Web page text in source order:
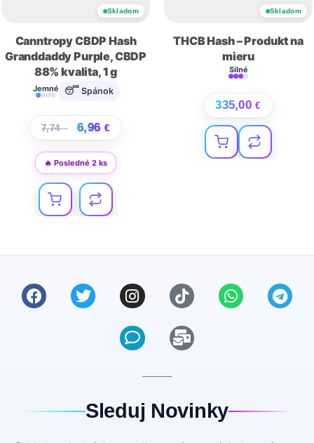
Skladom
Canntropy CBDP Hash
Granddaddy Purple, CBDP
88% kvalita, 1 g
Jemné 😴 Spánok
7,74€ 6,96 €
🔥 Posledné 2 ks
Skladom
THCB Hash – Produkt na
mieru
Silné
335,00€
Sleduj Novinky